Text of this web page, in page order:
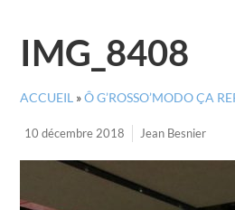
IMG_8408
ACCUEIL »Ô G’ROSSO’MODO ÇA
10 décembre 2018 Jean Besnier